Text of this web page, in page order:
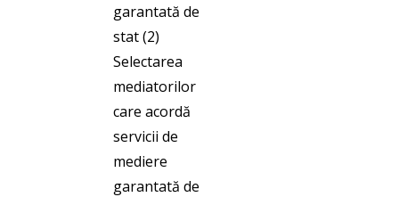
garantată de
stat (2)
Selectarea
mediatorilor
care acordă
servicii de
mediere
garantată de